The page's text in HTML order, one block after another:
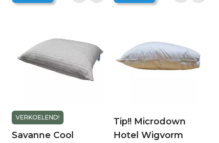
VERKOELEND!
Savanne Cool
Tip!! Microdown
Hotel Wigvorm